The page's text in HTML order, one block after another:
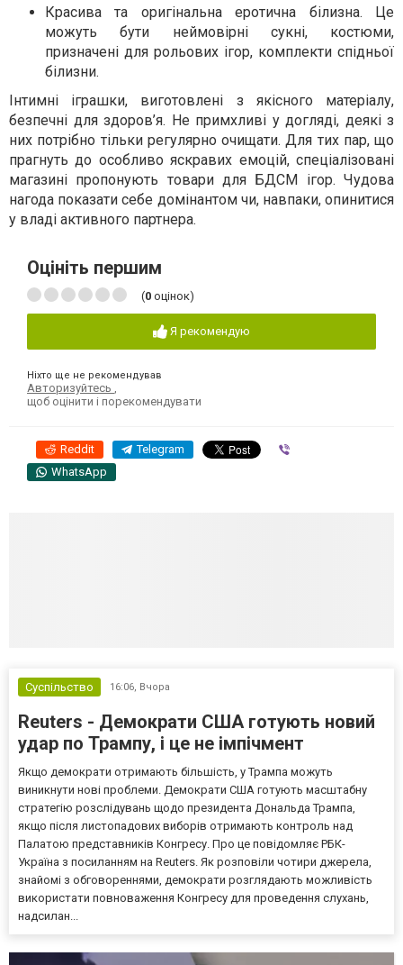
Красива та оригінальна еротична білизна. Це
можуть бути неймовірні сукні, костюми,
призначені для рольових ігор, комплекти спідньої
білизни.
Інтимні іграшки, виготовлені з якісного матеріалу,
безпечні для здоров’я. Не примхливі у догляді, деякі з
них потрібно тільки регулярно очищати. Для тих пар, що
прагнуть до особливо яскравих емоцій, спеціалізовані
магазині пропонують товари для БДСМ ігор. Чудова
нагода показати себе домінантом чи, навпаки, опинитися
у владі активного партнера.
Оцініть першим
(0 оцінок)
Я рекомендую
Ніхто ще не рекомендував
Авторизуйтесь ,
щоб оцінити і порекомендувати
Reddit Telegram
WhatsApp
Суспільство 16:06, Вчора
Reuters - Демократи США готують новий
удар по Трампу, і це не імпічмент
Якщо демократи отримають більшість, у Трампа можуть
виникнути нові проблеми. Демократи США готують масштабну
стратегію розслідувань щодо президента Дональда Трампа,
якщо після листопадових виборів отримають контроль над
Палатою представників Конгресу. Про це повідомляє РБК-
Україна з посиланням на Reuters. Як розповіли чотири джерела,
знайомі з обговореннями, демократи розглядають можливість
використати повноваження Конгресу для проведення слухань,
надсилан...